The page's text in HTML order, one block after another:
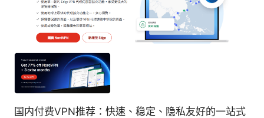
国内付费VPN推荐：快速、稳定、隐私友好的一站式